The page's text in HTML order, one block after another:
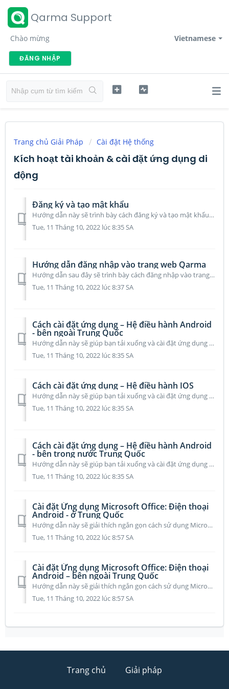
Qarma Support
Vietnamese
Chào mừng
ĐĂNG NHẬP
Trang chủ Giải Pháp Cài đặt Hệ thống
Kích hoạt tài khoản & cài đặt ứng dụng di
động
Đăng ký và tạo mật khẩu
Hướng dẫn này sẽ trình bày cách đăng ký và tạo mật khẩu lần đầu tiên. Trong trường hợp bạn cần hỗ trợ tải xuống ứng dụng, vui lòng truy cập hướng dẫn này. ...
Tue, 11 Tháng 10, 2022 lúc 8:35 SA
Hướng dẫn đăng nhập vào trang web Qarma
Hướng dẫn sau đây sẽ trình bày cách đăng nhập vào trang web Qarma. Để biết tổng quan về trang web, hãy truy cập hướng dẫn sau Truy cập vào trang www.qa...
Tue, 11 Tháng 10, 2022 lúc 8:37 SA
Cách cài đặt ứng dụng – Hệ điều hành Android
- bên ngoài Trung Quốc
Hướng dẫn này sẽ giúp bạn tải xuống và cài đặt ứng dụng trên thiết bị Android của mình thông qua Cửa hàng Google Play. Nếu bạn đang sử dụng Android và có tr...
Tue, 11 Tháng 10, 2022 lúc 8:35 SA
Cách cài đặt ứng dụng – Hệ điều hành IOS
Hướng dẫn này sẽ giúp bạn tải xuống và cài đặt ứng dụng Qarma trên thiết bị IOS của mình thông qua Apple App Store. Nếu bạn đang sử dụng Android và có trụ s...
Tue, 11 Tháng 10, 2022 lúc 8:35 SA
Cách cài đặt ứng dụng – Hệ điều hành Android
- bên trong nước Trung Quốc
Hướng dẫn này sẽ giúp bạn tải xuống và cài đặt ứng dụng trên thiết bị Android của mình ở Trung Quốc. Nếu bạn đang sử dụng Android bên ngoài Trung Quốc, vui ...
Tue, 11 Tháng 10, 2022 lúc 8:35 SA
Cài đặt Ứng dụng Microsoft Office: Điện thoại
Android - ở Trung Quốc
Hướng dẫn này sẽ giải thích ngắn gọn cách sử dụng Microsoft Office trên thiết bị Android của bạn ở Trung Quốc. --------------------------------------------...
Tue, 11 Tháng 10, 2022 lúc 8:57 SA
Cài đặt Ứng dụng Microsoft Office: Điện thoại
Android – bên ngoài Trung Quốc
Hướng dẫn này sẽ giải thích ngắn gọn cách sử dụng Microsoft Office trên thiết bị Android của bạn ở bên ngoài Trung Quốc. ----------------------------------...
Tue, 11 Tháng 10, 2022 lúc 8:57 SA
Trang chủ Giải pháp